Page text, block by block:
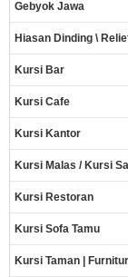
Gebyok Jawa
Hiasan Dinding \
Kursi Bar
Kursi Cafe
Kursi Kantor
Kursi Malas / Kursi
Kursi Restoran
Kursi Sofa Tamu
Kursi Taman |